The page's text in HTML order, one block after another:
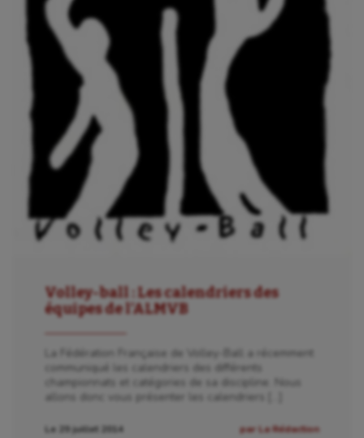
Volley-ball : Les calendriers des
équipes de l’ALMVB
La Fédération Française de Volley-Ball a récemment
communiqué les calendriers des différents
championnats et catégories de sa discipline. Nous
allons donc vous présenter les calendriers […]
Le 29 juillet 2014 par La Rédaction